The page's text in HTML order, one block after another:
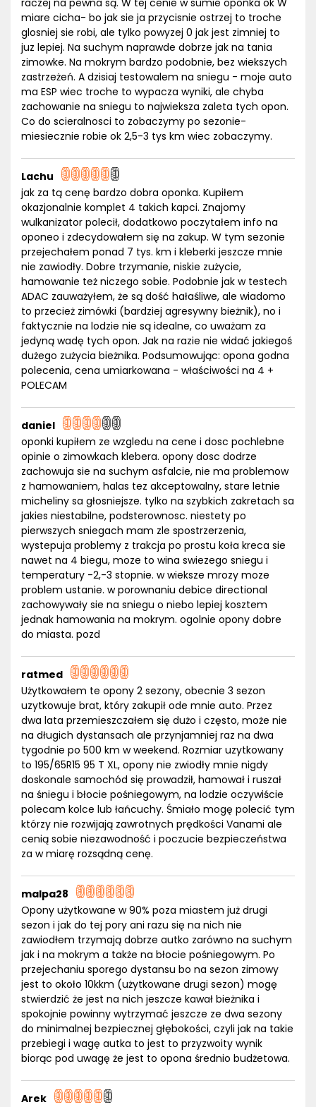
raczej na pewna są. W tej cenie w sumie oponka ok W
miare cicha- bo jak sie ja przycisnie ostrzej to troche
glosniej sie robi, ale tylko powyzej 0 jak jest zimniej to
juz lepiej. Na suchym naprawde dobrze jak na tania
zimowke. Na mokrym bardzo podobnie, bez wiekszych
zastrzeżeń. A dzisiaj testowalem na sniegu - moje auto
ma ESP wiec troche to wypacza wyniki, ale chyba
zachowanie na sniegu to najwieksza zaleta tych opon.
Co do scieralnosci to zobaczymy po sezonie-
miesiecznie robie ok 2,5-3 tys km wiec zobaczymy.
Lachu
jak za tą cenę bardzo dobra oponka. Kupiłem
okazjonalnie komplet 4 takich kapci. Znajomy
wulkanizator polecił, dodatkowo poczytałem info na
oponeo i zdecydowałem się na zakup. W tym sezonie
przejechałem ponad 7 tys. km i kleberki jeszcze mnie
nie zawiodły. Dobre trzymanie, niskie zużycie,
hamowanie też niczego sobie. Podobnie jak w testech
ADAC zauważyłem, że są dość hałaśliwe, ale wiadomo
to przecież zimówki (bardziej agresywny bieżnik), no i
faktycznie na lodzie nie są idealne, co uważam za
jedyną wadę tych opon. Jak na razie nie widać jakiegoś
dużego zużycia bieżnika. Podsumowując: opona godna
polecenia, cena umiarkowana - właściwości na 4 +
POLECAM
daniel
oponki kupiłem ze wzgledu na cene i dosc pochlebne
opinie o zimowkach klebera. opony dosc dodrze
zachowuja sie na suchym asfalcie, nie ma problemow
z hamowaniem, halas tez akceptowalny, stare letnie
micheliny sa głosniejsze. tylko na szybkich zakretach sa
jakies niestabilne, podsterownosc. niestety po
pierwszych sniegach mam zle spostrzerzenia,
wystepuja problemy z trakcja po prostu koła kreca sie
nawet na 4 biegu, moze to wina swiezego sniegu i
temperatury -2,-3 stopnie. w wieksze mrozy moze
problem ustanie. w porownaniu debice directional
zachowywały sie na sniegu o niebo lepiej kosztem
jednak hamowania na mokrym. ogolnie opony dobre
do miasta. pozd
ratmed
Użytkowałem te opony 2 sezony, obecnie 3 sezon
uzytkowuje brat, który zakupił ode mnie auto. Przez
dwa lata przemieszczałem się dużo i często, może nie
na długich dystansach ale przynjamniej raz na dwa
tygodnie po 500 km w weekend. Rozmiar uzytkowany
to 195/65R15 95 T XL, opony nie zwiodły mnie nigdy
doskonale samochód się prowadził, hamował i ruszał
na śniegu i błocie pośniegowym, na lodzie oczywiście
polecam kolce lub łańcuchy. Śmiało mogę polecić tym
którzy nie rozwijają zawrotnych prędkości Vanami ale
cenią sobie niezawodność i poczucie bezpieczeństwa
za w miarę rozsądną cenę.
malpa28
Opony użytkowane w 90% poza miastem już drugi
sezon i jak do tej pory ani razu się na nich nie
zawiodłem trzymają dobrze autko zarówno na suchym
jak i na mokrym a także na błocie pośniegowym. Po
przejechaniu sporego dystansu bo na sezon zimowy
jest to około 10kkm (użytkowane drugi sezon) mogę
stwierdzić że jest na nich jeszcze kawał bieżnika i
spokojnie powinny wytrzymać jeszcze ze dwa sezony
do minimalnej bezpiecznej głębokości, czyli jak na takie
przebiegi i wagę autka to jest to przyzwoity wynik
biorąc pod uwagę że jest to opona średnio budżetowa.
Arek